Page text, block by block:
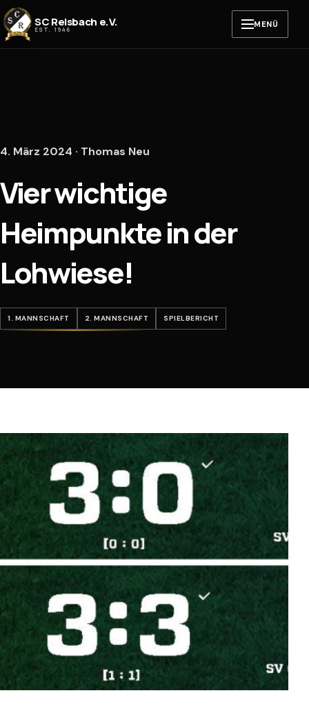
Zum Inhalt springen
SC Reisbach e.V.
EST. 1946 MENÜ
4. März 2024 · Thomas Neu
Vier wichtige
Heimpunkte in der
Lohwiese!
1. MANNSCHAFT 2. MANNSCHAFT SPIELBERICHT